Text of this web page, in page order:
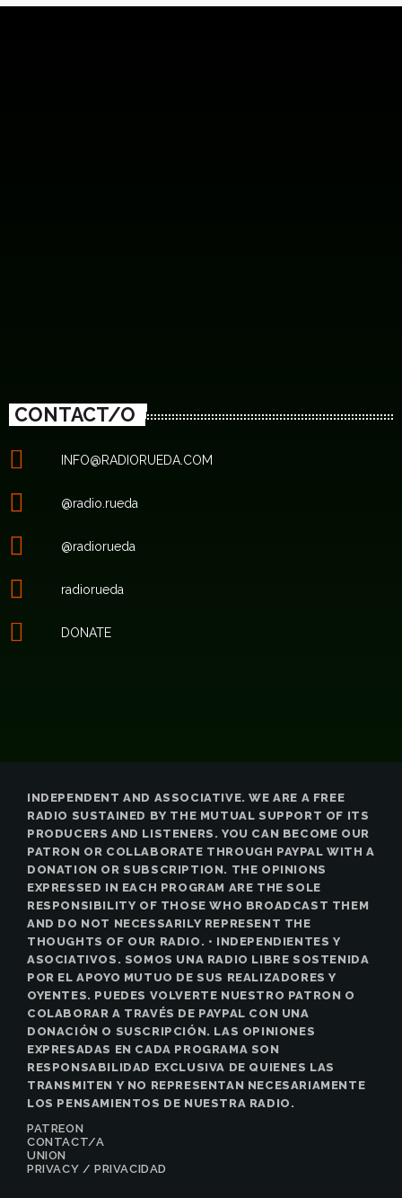
CONTACT/O
INFO@RADIORUEDA.COM
@radio.rueda
@radiorueda
radiorueda
DONATE
INDEPENDENT AND ASSOCIATIVE. WE ARE A FREE
RADIO SUSTAINED BY THE MUTUAL SUPPORT OF ITS
PRODUCERS AND LISTENERS. YOU CAN BECOME OUR
PATRON OR COLLABORATE THROUGH PAYPAL WITH A
DONATION OR SUBSCRIPTION. THE OPINIONS
EXPRESSED IN EACH PROGRAM ARE THE SOLE
RESPONSIBILITY OF THOSE WHO BROADCAST THEM
AND DO NOT NECESSARILY REPRESENT THE
THOUGHTS OF OUR RADIO. • INDEPENDIENTES Y
ASOCIATIVOS. SOMOS UNA RADIO LIBRE SOSTENIDA
POR EL APOYO MUTUO DE SUS REALIZADORES Y
OYENTES. PUEDES VOLVERTE NUESTRO PATRON O
COLABORAR A TRAVÉS DE PAYPAL CON UNA
DONACIÓN O SUSCRIPCIÓN. LAS OPINIONES
EXPRESADAS EN CADA PROGRAMA SON
RESPONSABILIDAD EXCLUSIVA DE QUIENES LAS
TRANSMITEN Y NO REPRESENTAN NECESARIAMENTE
LOS PENSAMIENTOS DE NUESTRA RADIO.
PATREON
CONTACT/A
UNION
PRIVACY / PRIVACIDAD